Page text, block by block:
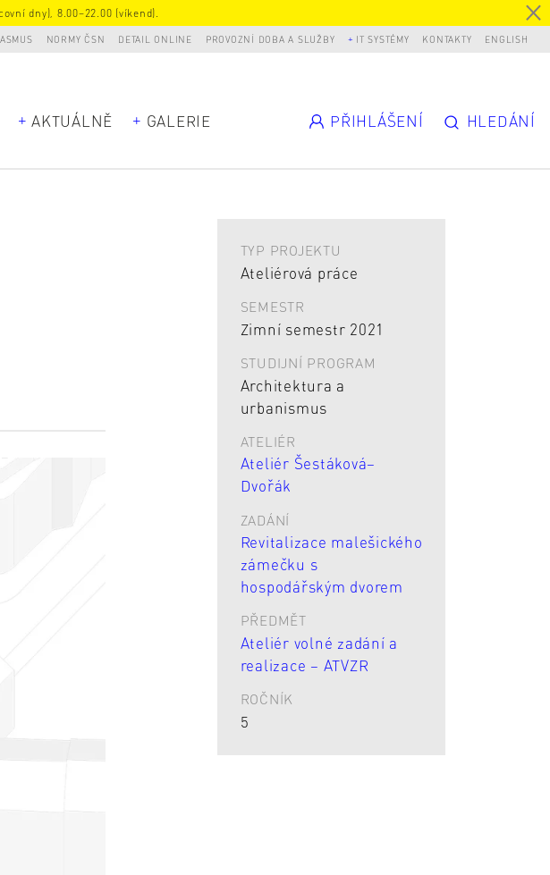
dny), 8.00–22.00 (víkend).
NORMY ČSN DETAIL ONLINE PROVOZNÍ DOBA A SLUŽBY IT SYSTÉMY KONTAKTY ENGLISH
AKTUÁLNĚ GALERIE PŘIHLÁŠENÍ HLEDÁNÍ
TYP PROJEKTU
Ateliérová práce
SEMESTR
Zimní semestr 2021
STUDIJNÍ PROGRAM
Architektura a
urbanismus
ATELIÉR
Ateliér Šestáková–
Dvořák
ZADÁNÍ
Revitalizace malešického
zámečku s
hospodářským dvorem
PŘEDMĚT
Ateliér volné zadání a
realizace – ATVZR
ROČNÍK
5